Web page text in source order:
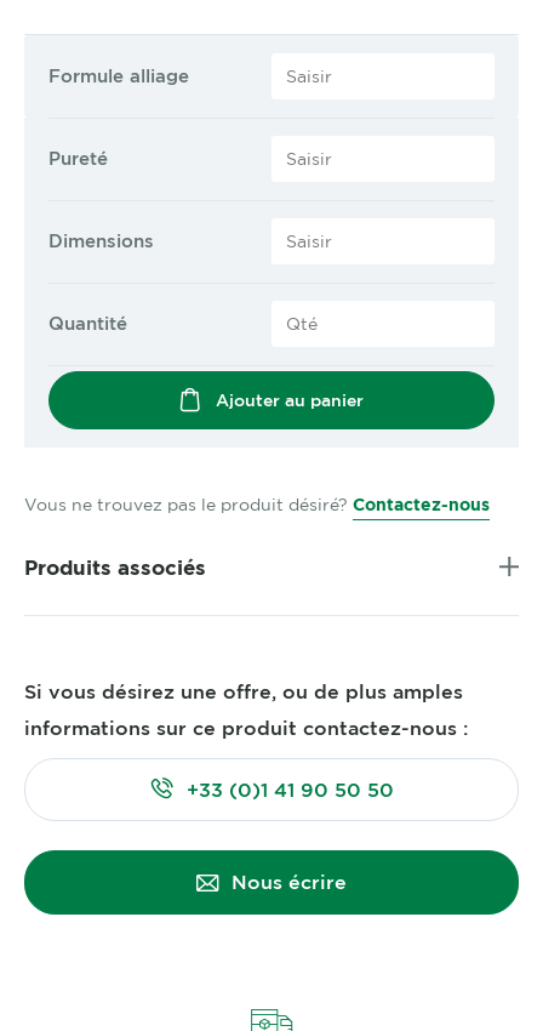
Formule alliage
Pureté
Dimensions
Quantité
Ajouter au panier
Vous ne trouvez pas le produit désiré? Contactez-nous
Produits associés
Si vous désirez une offre, ou de plus amples
informations sur ce produit contactez-nous :
+33 (0)1 41 90 50 50
Nous écrire